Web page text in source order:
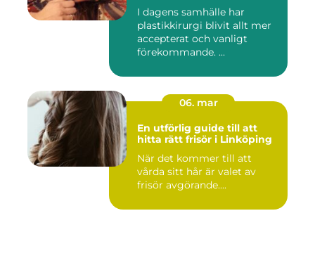
I dagens samhälle har
plastikkirurgi blivit allt mer
accepterat och vanligt
förekommande. ...
06. mar
En utförlig guide till att
hitta rätt frisör i Linköping
När det kommer till att
vårda sitt hår är valet av
frisör avgörande....